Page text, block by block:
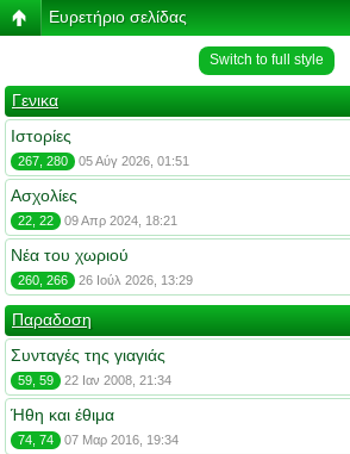
Ευρετήριο σελίδας
Switch to full style
Γενικα
Ιστορίες
267, 280 05 Αύγ 2026, 01:51
Ασχολίες
22, 22 09 Απρ 2024, 18:21
Νέα του χωριού
260, 266 26 Ιούλ 2026, 13:29
Παραδοση
Συνταγές της γιαγιάς
59, 59 22 Ιαν 2008, 21:34
Ήθη και έθιμα
74, 74 07 Μαρ 2016, 19:34